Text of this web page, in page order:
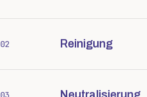
02 Reinigung